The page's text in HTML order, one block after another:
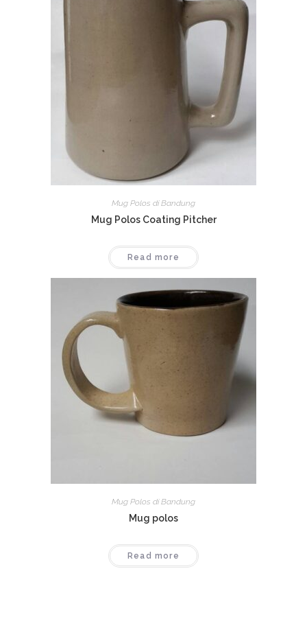
Mug Polos di Bandung
Mug Polos Coating Pitcher
Read more
Mug Polos di Bandung
Mug polos
Read more